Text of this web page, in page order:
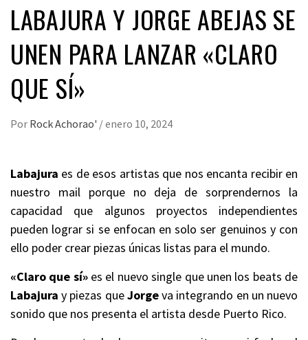
LABAJURA Y JORGE ABEJAS SE
UNEN PARA LANZAR «CLARO
QUE SÍ»
Por Rock Achorao' /enero 10, 2024
Labajura es de esos artistas que nos encanta recibir en
nuestro mail porque no deja de sorprendernos la
capacidad que algunos proyectos independientes
pueden lograr si se enfocan en solo ser genuinos y con
ello poder crear piezas únicas listas para el mundo.
«Claro que sí»es el nuevo single que unen los beats de
Labajura y piezas queJorgeva integrando en un nuevo
sonido que nos presenta el artista desde Puerto Rico.